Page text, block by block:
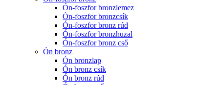
Ón-foszfor bronzlemez
Ón-foszfor bronzcsík
Ón-foszfor bronz rúd
Ón-foszfor bronzhuzal
Ón-foszfor bronz cső
Ón bronz
Ón bronzlap
Ón bronz csík
Ón bronz rúd